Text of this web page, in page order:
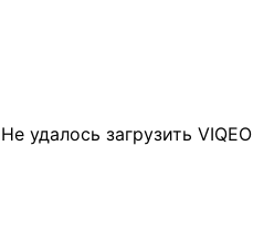
Не удалось загрузить VIQEO